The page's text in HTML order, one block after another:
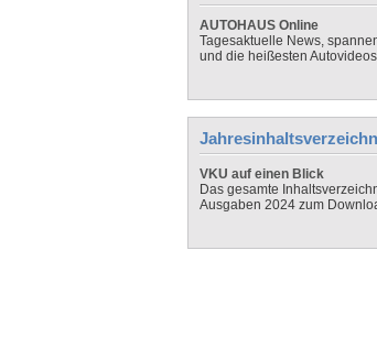
AUTOHAUS Online
Tagesaktuelle News,
und die heißesten
VKU auf einen Blick
Das gesamte
Ausgaben 2024 zum